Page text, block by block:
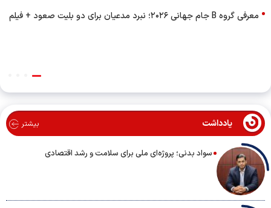
معرفی گروه B جام جهانی ۲۰۲۶؛ نبرد مدعیان برای دو بلیت صعود + فیلم
یادداشت بیشتر
سواد بدنی؛ پروژه‌ای ملی برای سلامت و رشد اقتصادی